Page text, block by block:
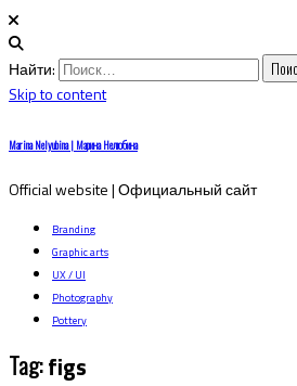
Найти:
Skip to content
Marina Nelyubina | Марина Нелюбина
Official website | Официальный сайт
Branding
Graphic arts
UX / UI
Photography
Pottery
Tag:figs